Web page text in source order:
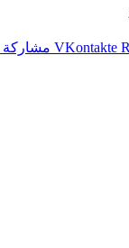
مشاركة